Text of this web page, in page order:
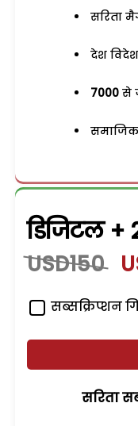
सरिता
देश
7000 से
डिजिटल +
USD150
सब्सक्रिप्शन
सरिता